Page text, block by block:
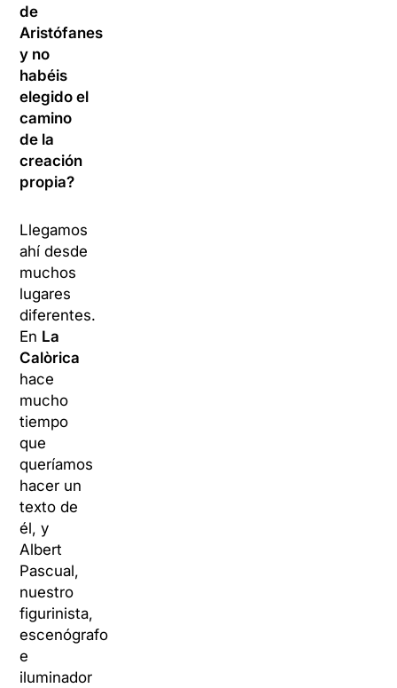
de
Aristófanes
y no
habéis
elegido el
camino
de la
creación
propia?
Llegamos
ahí desde
muchos
lugares
diferentes.
En La
Calòrica
hace
mucho
tiempo
que
queríamos
hacer un
texto de
él, y
Albert
Pascual,
nuestro
figurinista,
escenógrafo
e
iluminador